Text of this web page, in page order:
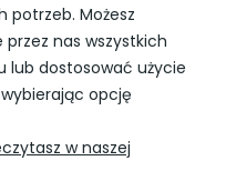
MEDIA
Możesz
nas wszystkich
lub dostosować użycie
opcję
w naszej